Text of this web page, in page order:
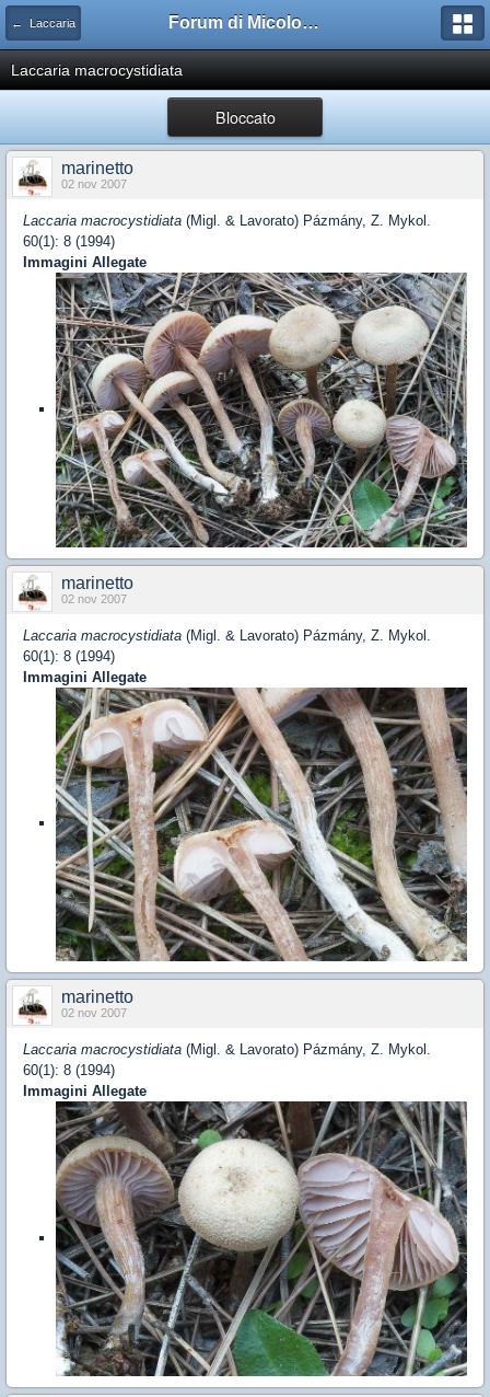
← Laccaria Forum di Micologia AMB Gruppo di Muggia e del Carso
Laccaria macrocystidiata
Bloccato
marinetto
02 nov 2007
Laccaria macrocystidiata (Migl. & Lavorato) Pázmány, Z. Mykol.
60(1): 8 (1994)
Immagini Allegate
marinetto
02 nov 2007
Laccaria macrocystidiata (Migl. & Lavorato) Pázmány, Z. Mykol.
60(1): 8 (1994)
Immagini Allegate
marinetto
02 nov 2007
Laccaria macrocystidiata (Migl. & Lavorato) Pázmány, Z. Mykol.
60(1): 8 (1994)
Immagini Allegate